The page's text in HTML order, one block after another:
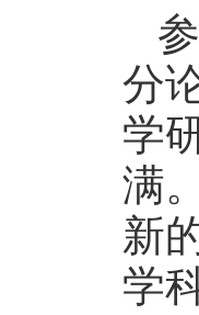
分
学
满
新
学